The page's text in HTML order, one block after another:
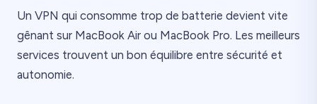
Un VPN qui consomme trop de batterie devient vite
gênant sur MacBook Air ou MacBook Pro. Les meilleurs
services trouvent un bon équilibre entre sécurité et
autonomie.